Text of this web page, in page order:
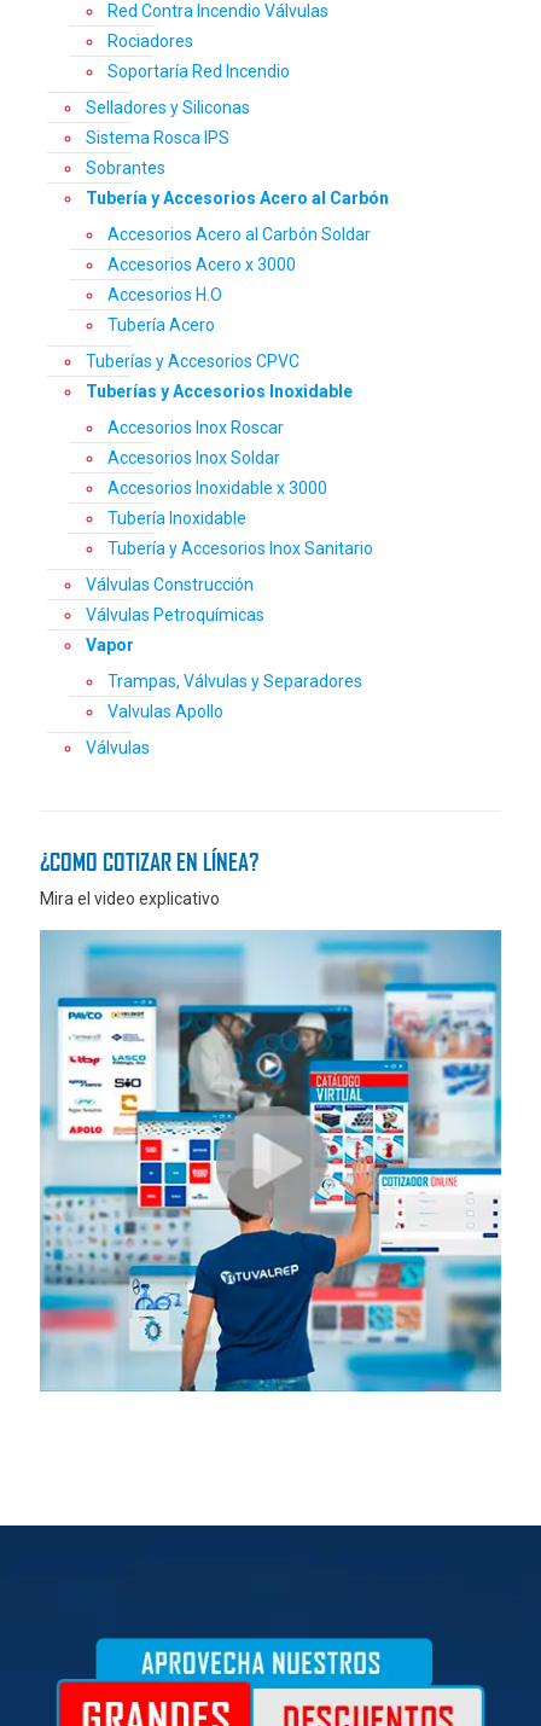
Red Contra Incendio Válvulas
Rociadores
Soportaría Red Incendio
Selladores y Siliconas
Sistema Rosca IPS
Sobrantes
Tubería y Accesorios Acero al Carbón
Accesorios Acero al Carbón Soldar
Accesorios Acero x 3000
Accesorios H.O
Tubería Acero
Tuberías y Accesorios CPVC
Tuberías y Accesorios Inoxidable
Accesorios Inox Roscar
Accesorios Inox Soldar
Accesorios Inoxidable x 3000
Tubería Inoxidable
Tubería y Accesorios Inox Sanitario
Válvulas Construcción
Válvulas Petroquímicas
Vapor
Trampas, Válvulas y Separadores
Valvulas Apollo
Válvulas
¿COMO COTIZAR EN LÍNEA?
Mira el video explicativo